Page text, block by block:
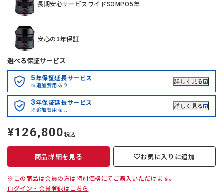
長期安心サービスワイドSOMPO5年
安心の3年保証
選べる保証サービス
5年保証延長サービス
※追加費用あり
詳しく見る
3年保証延長サービス
※追加費用なし
詳しく見る
定
価
¥126,800 税込
商品詳細を見る お気に入りに追加
※この商品は会員の方は特別価格にてご購入いただけます。
ログイン・会員登録はこちら